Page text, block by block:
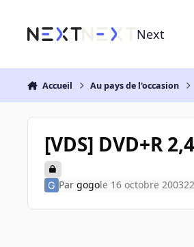
Next
Accueil Au pays de l'occasion
[VDS] DVD+R
Par gogole 16 octobre 2003